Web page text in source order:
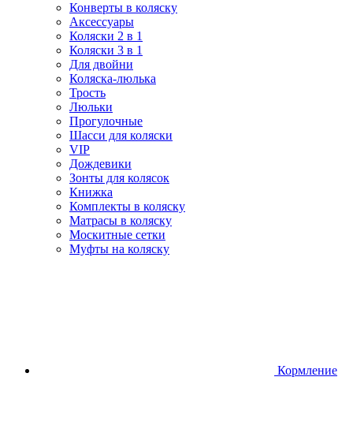
Конверты в коляску
Аксессуары
Коляски 2 в 1
Коляски 3 в 1
Для двойни
Коляска-люлька
Трость
Люльки
Прогулочные
Шасси для коляски
VIP
Дождевики
Зонты для колясок
Книжка
Комплекты в коляску
Матрасы в коляску
Москитные сетки
Муфты на коляску
Кормление